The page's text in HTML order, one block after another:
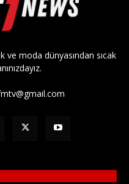
ve moda dünyasından sıcak